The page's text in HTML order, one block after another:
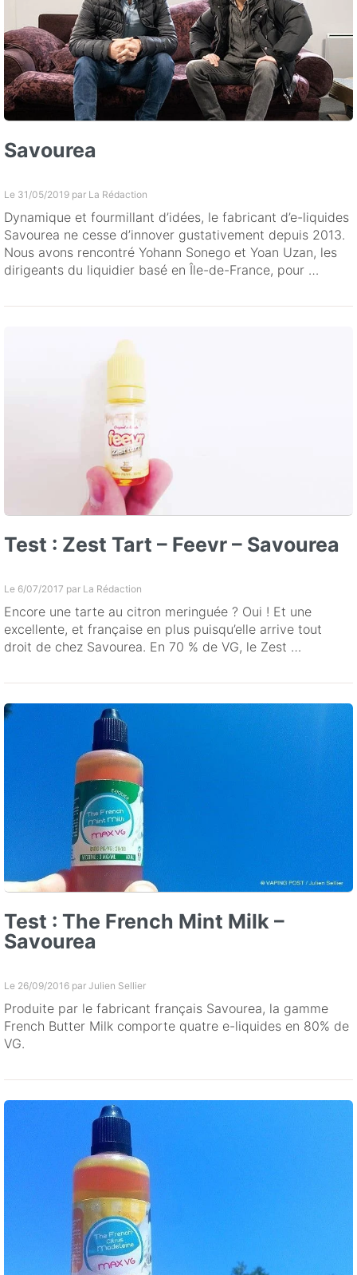
Savourea
Le 31/05/2019 par La Rédaction
Dynamique et fourmillant d’idées, le fabricant d’e-liquides
Savourea ne cesse d’innover gustativement depuis 2013.
Nous avons rencontré Yohann Sonego et Yoan Uzan, les
dirigeants du liquidier basé en Île-de-France, pour …
Test : Zest Tart – Feevr – Savourea
Le 6/07/2017 par La Rédaction
Encore une tarte au citron meringuée ? Oui ! Et une
excellente, et française en plus puisqu’elle arrive tout
droit de chez Savourea. En 70 % de VG, le Zest …
Test : The French Mint Milk –
Savourea
Le 26/09/2016 par Julien Sellier
Produite par le fabricant français Savourea, la gamme
French Butter Milk comporte quatre e-liquides en 80% de
VG.